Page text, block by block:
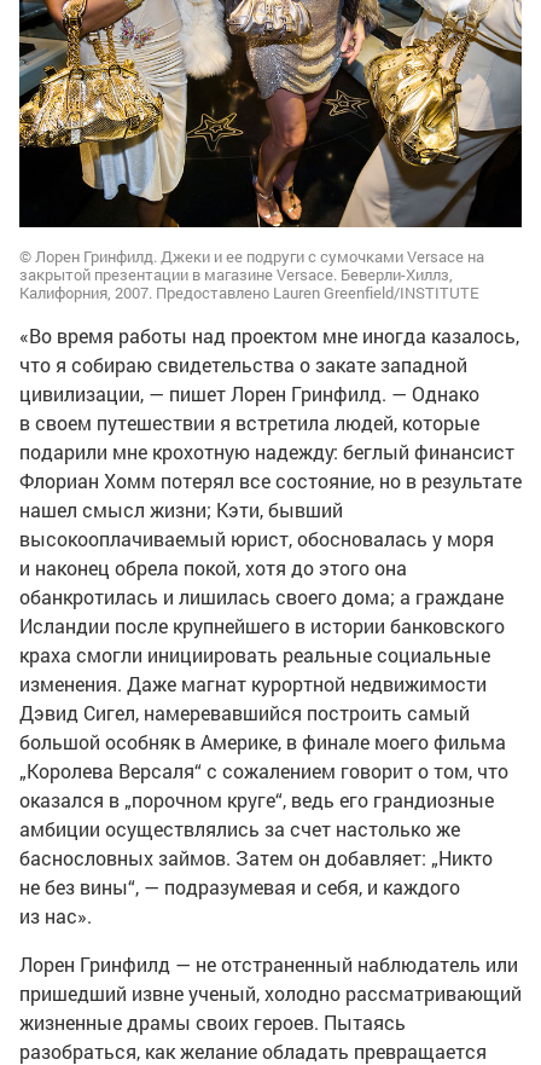
© Лорен Гринфилд. Джеки и ее подруги с сумочками Versace на
закрытой презентации в магазине Versace. Беверли-Хиллз,
Калифорния, 2007. Предоставлено Lauren Greenfield/INSTITUTE
«Во время работы над проектом мне иногда казалось,
что я собираю свидетельства о закате западной
цивилизации, — пишет Лорен Гринфилд. — Однако
в своем путешествии я встретила людей, которые
подарили мне крохотную надежду: беглый финансист
Флориан Хомм потерял все состояние, но в результате
нашел смысл жизни; Кэти, бывший
высокооплачиваемый юрист, обосновалась у моря
и наконец обрела покой, хотя до этого она
обанкротилась и лишилась своего дома; а граждане
Исландии после крупнейшего в истории банковского
краха смогли инициировать реальные социальные
изменения. Даже магнат курортной недвижимости
Дэвид Сигел, намеревавшийся построить самый
большой особняк в Америке, в финале моего фильма
„Королева Версаля“ с сожалением говорит о том, что
оказался в „порочном круге“, ведь его грандиозные
амбиции осуществлялись за счет настолько же
баснословных займов. Затем он добавляет: „Никто
не без вины“, — подразумевая и себя, и каждого
из нас».
Лорен Гринфилд — не отстраненный наблюдатель или
пришедший извне ученый, холодно рассматривающий
жизненные драмы своих героев. Пытаясь
разобраться, как желание обладать превращается